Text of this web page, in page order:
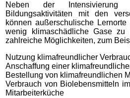
Neben der Intensivierung
Bildungsaktivitäten mit den
können außerschulische
wenig klimaschädliche Gase
zahlreiche Möglichkeiten, zum
Nutzung klimafreundlicher
Anschaffung einer
Bestellung von klimafreundlichen
Verbrauch von Biolebensmitteln
Mitarbeiterküche